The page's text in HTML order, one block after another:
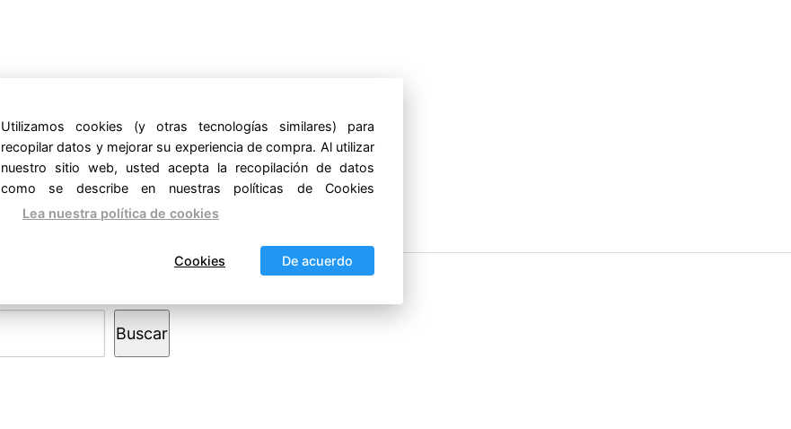
Buscar
Utilizamos cookies (y otras tecnologías similares) para
recopilar datos y mejorar su experiencia de compra. Al utilizar
nuestro sitio web, usted acepta la recopilación de datos
como se describe en nuestras políticas de Cookies
Lea nuestra política de cookies
De acuerdo
Cookies